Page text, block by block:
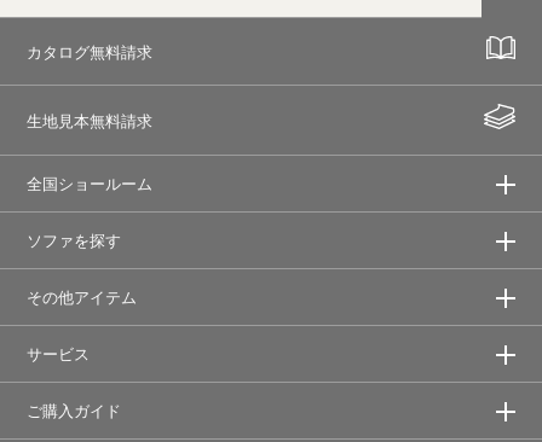
カタログ無料請求
生地見本無料請求
全国ショールーム
ソファを探す
その他アイテム
サービス
ご購入ガイド